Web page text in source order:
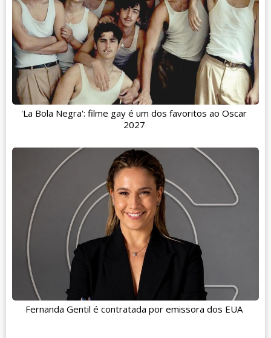
'La Bola Negra': filme gay é um dos favoritos ao Oscar
2027
Fernanda Gentil é contratada por emissora dos EUA